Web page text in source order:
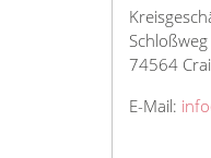
74564
E-Mail: